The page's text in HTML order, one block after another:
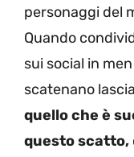
personaggi del
Quando
sui social in
scatenano
quello che è
questo scatto,